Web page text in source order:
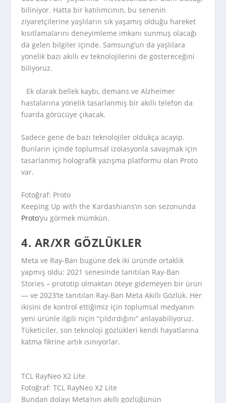
biliniyor. Hatta bir katılımcının, bu senenin
ziyaretçilerine yaşlıların sık yaşamış olduğu hareket
kısıtlamalarını deneyimleme imkanı sunmuş olacağı
da gelen bilgiler içinde. Samsung’un da yaşlılara
yönelik bazı akıllı ev teknolojilerini de göstereceğini
biliyoruz.
Ek olarak bellek kaybı, demans ve Alzheimer
hastalarına yönelik tasarlanmış bir akıllı telefon da
fuarda görücüye çıkacak.
Sadece gene de bazı teknolojiler oldukça acayip.
Bunların içinde toplumsal izolasyonla savaşmak için
tasarlanmış holografik yazışma platformu olan Proto
var.
Fotoğraf: Proto
Keeping Up with the Kardashians‘ın son sezonunda
Proto‘yu görmek mümkün.
4. AR/XR GÖZLÜKLER
Meta ve Ray-Ban bugüne dek iki üründe ortaklık
yapmış oldu: 2021 senesinde tanıtılan Ray-Ban
Stories – prototip olmaktan öteye gidemeyen bir ürün
— ve 2023’te tanıtılan Ray-Ban Meta Akıllı Gözlük. Her
ikisini de kontrol ettiğimiz için toplumsal medyanın
yeni ürünle ilgili niçin “çıldırdığını” anlayabiliyoruz.
Tüketiciler, son teknoloji gözlükleri kendi hayatlarına
katma fikrine artık ısınıyorlar.
TCL RayNeo X2 Lite
Fotoğraf: TCL RayNeo X2 Lite
Bundan dolayı Meta’nın akıllı gözlüğünün